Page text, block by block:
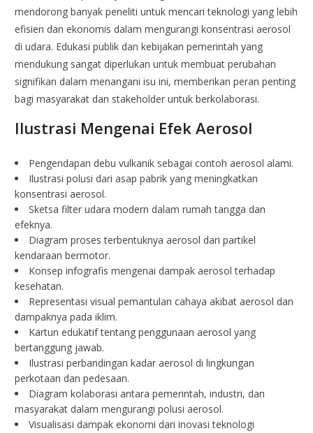
mendorong banyak peneliti untuk mencari teknologi yang lebih
efisien dan ekonomis dalam mengurangi konsentrasi aerosol
di udara. Edukasi publik dan kebijakan pemerintah yang
mendukung sangat diperlukan untuk membuat perubahan
signifikan dalam menangani isu ini, memberikan peran penting
bagi masyarakat dan stakeholder untuk berkolaborasi.
Ilustrasi Mengenai Efek Aerosol
Pengendapan debu vulkanik sebagai contoh aerosol alami.
Ilustrasi polusi dari asap pabrik yang meningkatkan
konsentrasi aerosol.
Sketsa filter udara modern dalam rumah tangga dan
efeknya.
Diagram proses terbentuknya aerosol dari partikel
kendaraan bermotor.
Konsep infografis mengenai dampak aerosol terhadap
kesehatan.
Representasi visual pemantulan cahaya akibat aerosol dan
dampaknya pada iklim.
Kartun edukatif tentang penggunaan aerosol yang
bertanggung jawab.
Ilustrasi perbandingan kadar aerosol di lingkungan
perkotaan dan pedesaan.
Diagram kolaborasi antara pemerintah, industri, dan
masyarakat dalam mengurangi polusi aerosol.
Visualisasi dampak ekonomi dari inovasi teknologi